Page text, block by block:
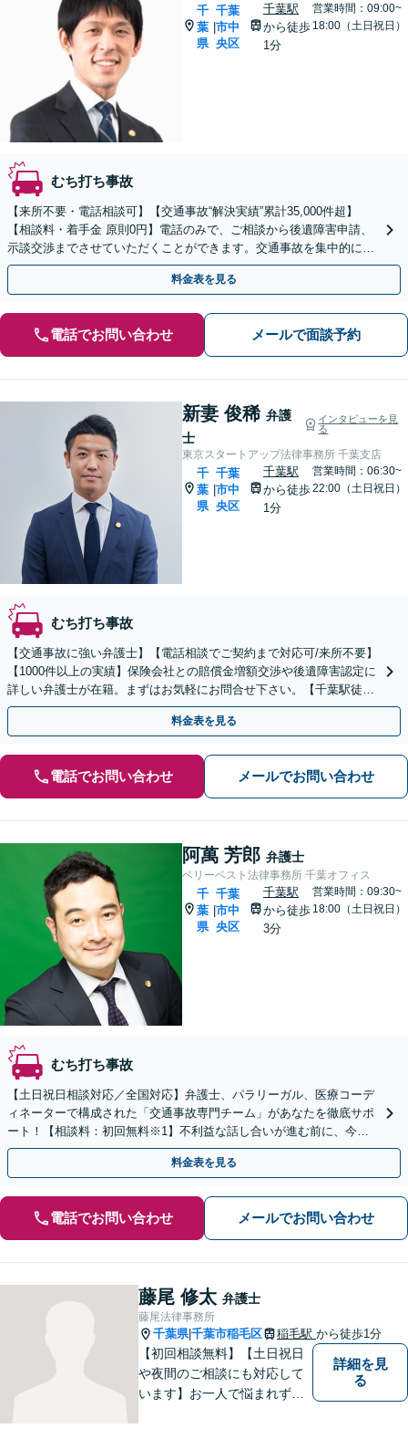
千
葉
県
千葉
市中
央区
千葉駅
から徒歩
1分
営業時間：09:00~
18:00（土日祝日）
むち打ち事故
【来所不要・電話相談可】【交通事故“解決実績”累計35,000件超】
【相談料・着手金 原則0円】電話のみで、ご相談から後遺障害申請、
示談交渉までさせていただくことができます。交通事故を集中的に取
り扱っている弁護士が全力でサポート！
料金表を見る
電話でお問い合わせ メールで面談予約
新妻 俊稀 弁護
士
インタビューを見
る
東京スタートアップ法律事務所 千葉支店
千
葉
県
千葉
市中
央区
千葉駅
から徒歩
1分
営業時間：06:30~
22:00（土日祝日）
むち打ち事故
【交通事故に強い弁護士】【電話相談でご契約まで対応可/来所不要】
【1000件以上の実績】保険会社との賠償金増額交渉や後遺障害認定に
詳しい弁護士が在籍。まずはお気軽にお問合せ下さい。【千葉駅徒歩
1分】
料金表を見る
電話でお問い合わせ メールでお問い合わせ
阿萬 芳郎 弁護士
ベリーベスト法律事務所 千葉オフィス
千
葉
県
千葉
市中
央区
千葉駅
から徒歩
3分
営業時間：09:30~
18:00（土日祝日）
むち打ち事故
【土日祝日相談対応／全国対応】弁護士、パラリーガル、医療コーデ
ィネーターで構成された「交通事故専門チーム」があなたを徹底サポ
ート！【相談料：初回無料※1】不利益な話し合いが進む前に、今す
ぐ相談！
料金表を見る
電話でお問い合わせ メールでお問い合わせ
藤尾 修太 弁護士
藤尾法律事務所
千葉県|千葉市稲毛区 稲毛駅 から徒歩1分
【初回相談無料】【土日祝日
や夜間のご相談にも対応して
います】お一人で悩まれず、
詳細を見
る